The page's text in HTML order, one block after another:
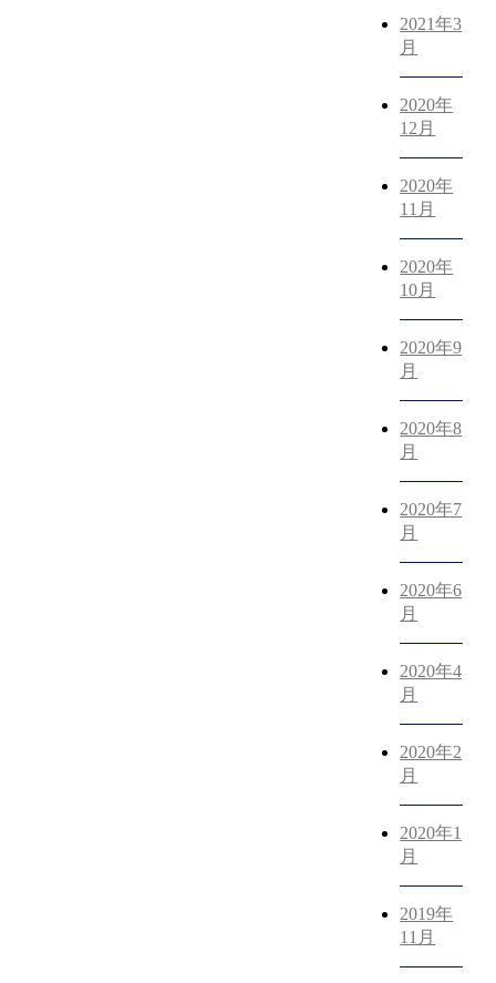
2021年3
月
2020年
12月
2020年
11月
2020年
10月
2020年9
月
2020年8
月
2020年7
月
2020年6
月
2020年4
月
2020年2
月
2020年1
月
2019年
11月